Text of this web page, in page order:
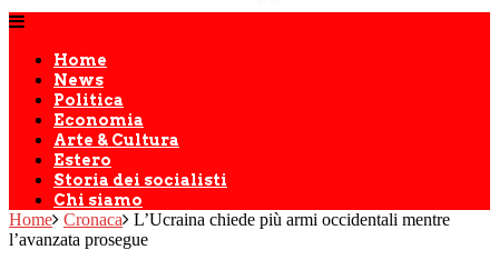
Home
News
Politica
Economia
Arte & Cultura
Estero
Storia dei socialisti
Chi siamo
Home Cronaca
L’Ucraina chiede più armi occidentali mentre
l’avanzata prosegue